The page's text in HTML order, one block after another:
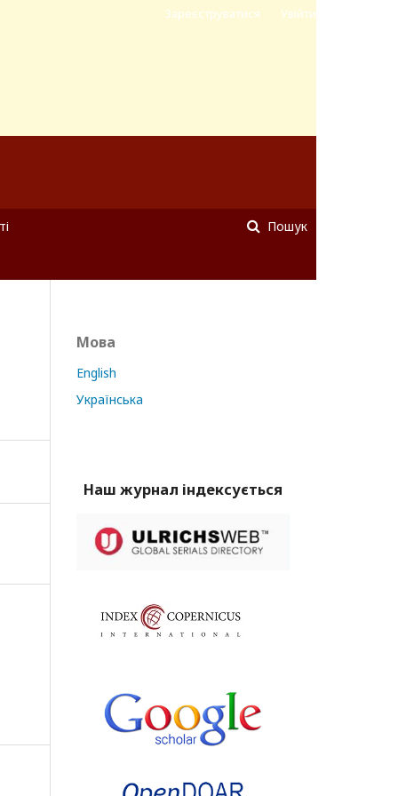
Пошук
Зареєструватися Увійти
Мова
English
Українська
Наш журнал індексується